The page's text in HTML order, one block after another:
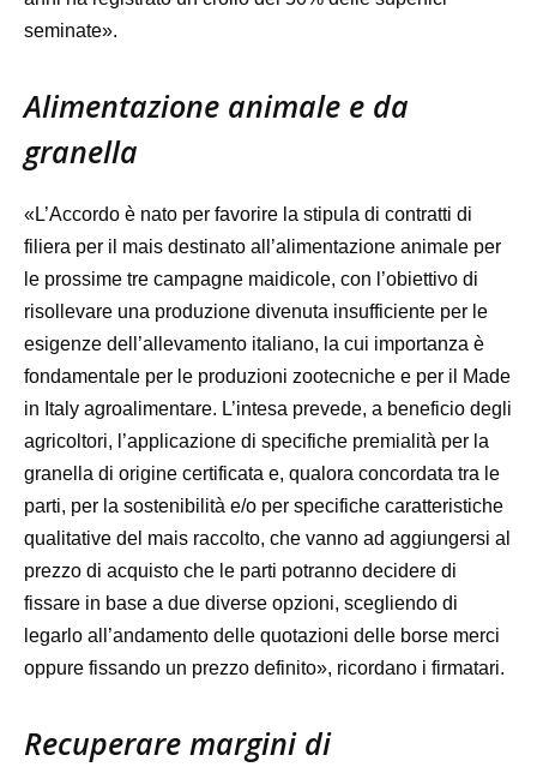
seminate».
Alimentazione animale e da
granella
«L’Accordo è nato per favorire la stipula di contratti di
filiera per il mais destinato all’alimentazione animale per
le prossime tre campagne maidicole, con l’obiettivo di
risollevare una produzione divenuta insufficiente per le
esigenze dell’allevamento italiano, la cui importanza è
fondamentale per le produzioni zootecniche e per il Made
in Italy agroalimentare. L’intesa prevede, a beneficio degli
agricoltori, l’applicazione di specifiche premialità per la
granella di origine certificata e, qualora concordata tra le
parti, per la sostenibilità e/o per specifiche caratteristiche
qualitative del mais raccolto, che vanno ad aggiungersi al
prezzo di acquisto che le parti potranno decidere di
fissare in base a due diverse opzioni, scegliendo di
legarlo all’andamento delle quotazioni delle borse merci
oppure fissando un prezzo definito», ricordano i firmatari.
Recuperare margini di